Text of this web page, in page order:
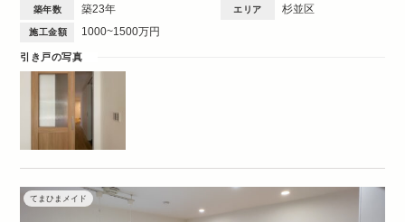
築年数 築23年 エリア 杉並区
施工金額 1000~1500万円
引き戸の写真
てまひまメイド